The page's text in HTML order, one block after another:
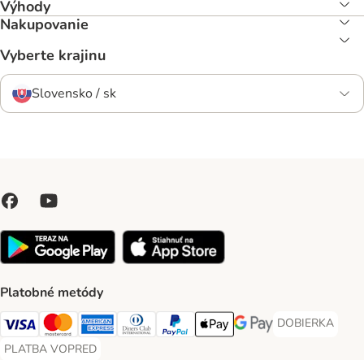
Výhody
Nakupovanie
Vyberte krajinu
Slovensko / sk
Platobné metódy
Visa Payment Method
Mastercard Payment Method
American Express Payment Method
Diners Club Payment Method
PayPal Payment Method
Apple Pay Payment Method
Google Pay Payment
DOBIERKA
DOBIERKA
PLATBA VOPRED
PLATBA VOPRED Payment Method